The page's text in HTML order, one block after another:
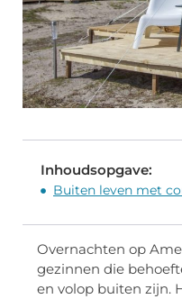
Inhoudsopgave:
Buiten leven met
Overnachten op
gezinnen die
en volop buiten zijn.